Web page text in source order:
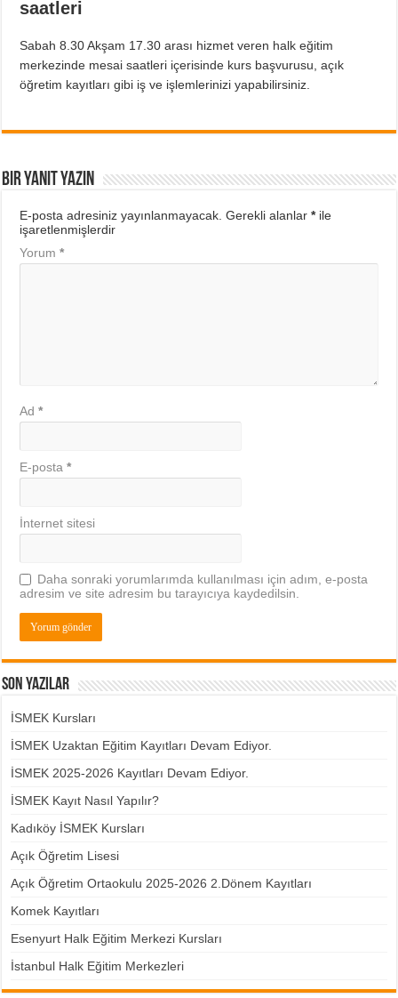
saatleri
Sabah 8.30 Akşam 17.30 arası hizmet veren halk eğitim
merkezinde mesai saatleri içerisinde kurs başvurusu, açık
öğretim kayıtları gibi iş ve işlemlerinizi yapabilirsiniz.
Bir yanıt yazın
E-posta adresiniz yayınlanmayacak. Gerekli alanlar*ile
işaretlenmişlerdir
Yorum*
Ad*
E-posta*
İnternet sitesi
Daha sonraki yorumlarımda kullanılması için adım, e-posta
adresim ve site adresim bu tarayıcıya kaydedilsin.
Son Yazılar
İSMEK Kursları
İSMEK Uzaktan Eğitim Kayıtları Devam Ediyor.
İSMEK 2025-2026 Kayıtları Devam Ediyor.
İSMEK Kayıt Nasıl Yapılır?
Kadıköy İSMEK Kursları
Açık Öğretim Lisesi
Açık Öğretim Ortaokulu 2025-2026 2.Dönem Kayıtları
Komek Kayıtları
Esenyurt Halk Eğitim Merkezi Kursları
İstanbul Halk Eğitim Merkezleri